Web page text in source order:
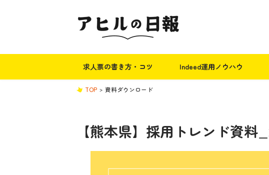
求人票の書き方・コツ Indeed運用ノウハウ
TOP 資料ダウンロード
【熊本県】採用トレンド資料